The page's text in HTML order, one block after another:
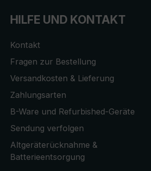
HILFE UND KONTAKT
Kontakt
Fragen zur Bestellung
Versandkosten & Lieferung
Zahlungsarten
B-Ware und Refurbished-Geräte
Sendung verfolgen
Altgeräterücknahme &
Batterieentsorgung